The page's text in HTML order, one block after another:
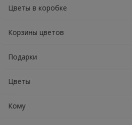
Цветы в коробке
Корзины цветов
Подарки
Цветы
Кому